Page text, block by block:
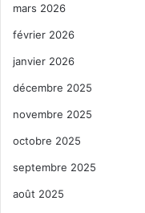
mars 2026
février 2026
janvier 2026
décembre 2025
novembre 2025
octobre 2025
septembre 2025
août 2025